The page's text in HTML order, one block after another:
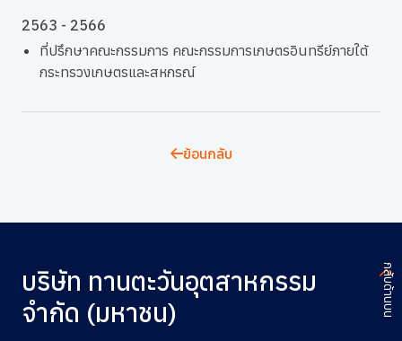
2563 - 2566
ที่ปรึกษาคณะกรรมการ คณะกรรมการเกษตรอินทรีย์ภายใต้
กระทรวงเกษตรและสหกรณ์
ย้อนกลับ
บริษัท ทานตะวันอุตสาหกรรม
จำกัด (มหาชน)
กลับด้านบน